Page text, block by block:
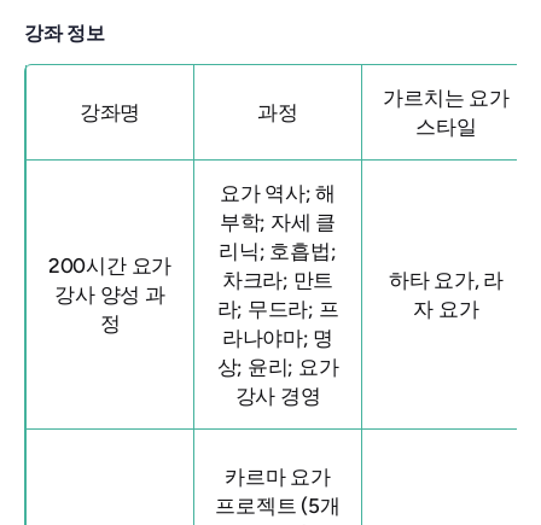
강좌 정보
강좌명 과정
가르치는 요가
스타일
200시간 요가
강사 양성 과
정
요가 역사; 해
부학; 자세 클
리닉; 호흡법;
차크라; 만트
라; 무드라; 프
라나야마; 명
상; 윤리; 요가
강사 경영
하타 요가, 라
자 요가
카르마 요가
프로젝트 (5개